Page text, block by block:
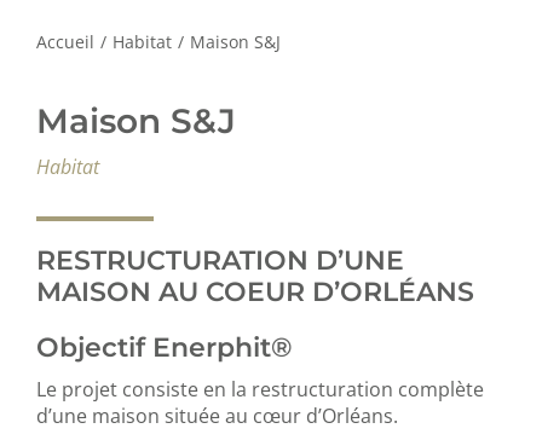
Accueil / Habitat / Maison S&J
Maison S&J
Habitat
RESTRUCTURATION D’UNE
MAISON AU COEUR D’ORLÉANS
Objectif Enerphit®
Le projet consiste en la restructuration complète
d’une maison située au cœur d’Orléans.